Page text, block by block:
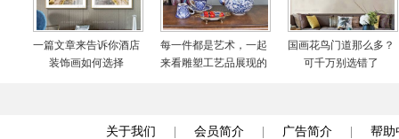
一篇文章来告诉你酒店
装饰画如何选择
每一件都是艺术，一起
来看雕塑工艺品展现的
国画花鸟门道那么多？
可千万别选错了
关于我们 | 会员简介 | 广告简介 | 帮助